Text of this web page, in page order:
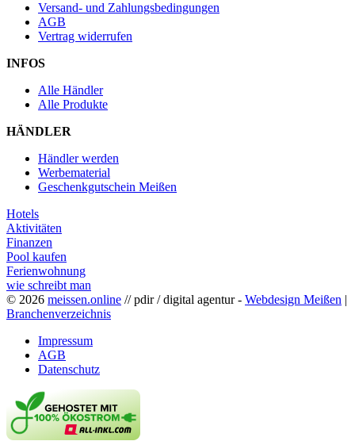
Versand- und Zahlungsbedingungen
AGB
Vertrag widerrufen
INFOS
Alle Händler
Alle Produkte
HÄNDLER
Händler werden
Werbematerial
Geschenkgutschein Meißen
Hotels
Aktivitäten
Finanzen
Pool kaufen
Ferienwohnung
wie schreibt man
© 2026 meissen.online // pdir / digital agentur - Webdesign Meißen |
Branchenverzeichnis
Impressum
AGB
Datenschutz